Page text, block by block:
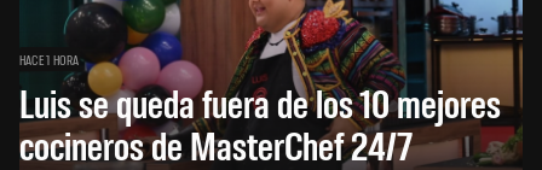
HACE 1 HORA
Luis se queda fuera de los 10 mejores
cocineros de MasterChef 24/7